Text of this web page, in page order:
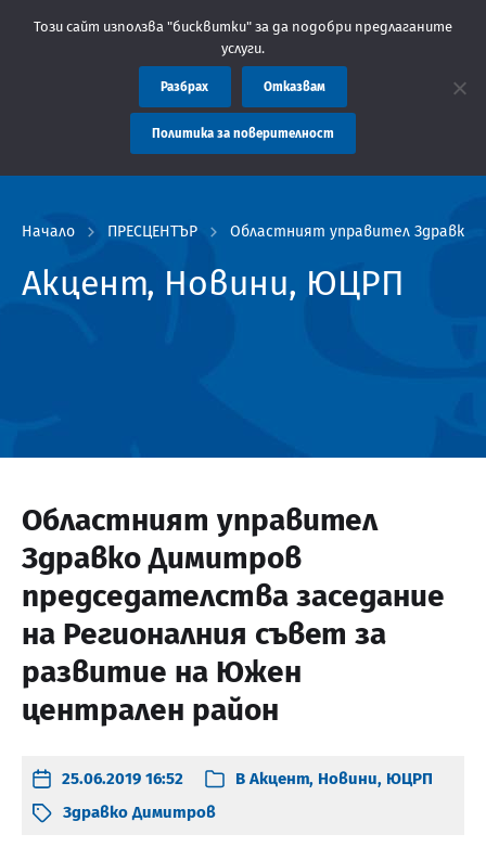
администрация Пловдив препоръчва заплащането
Начало ПРЕСЦЕНТЪР Областният управител Здравко
Акцент, Новини, ЮЦРП
Областният управител
Здравко Димитров
председателства заседание
на Регионалния съвет за
развитие на Южен
централен район
25.06.2019 16:52 В Акцент, Новини, ЮЦРП
Здравко Димитров
Този сайт използва "бисквитки" за да подобри предлаганите
услуги.
Разбрах Отказвам
Политика за поверителност